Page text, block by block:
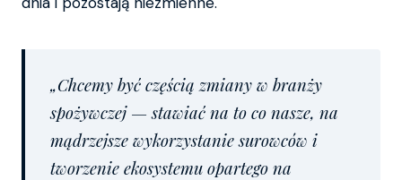
„Chcemy być częścią zmiany w branży
spożywczej — stawiać na to co nasze, na
mądrzejsze wykorzystanie surowców i
tworzenie ekosystemu opartego na